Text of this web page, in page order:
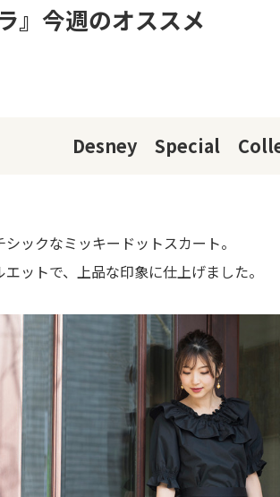
』今週のオススメ
Desney Special
ックなミッキードットスカート。
ットで、上品な印象に仕上げました。